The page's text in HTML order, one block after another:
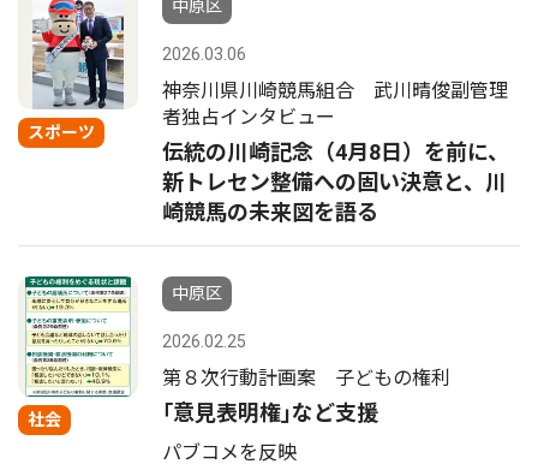
スポーツ
中原区
2026.03.06
神奈川県川崎競馬組合 武川晴俊副管理
者独占インタビュー
伝統の川崎記念（4月8日）を前に、
新トレセン整備への固い決意と、川
崎競馬の未来図を語る
社会
中原区
2026.02.25
第８次行動計画案 子どもの権利
｢意見表明権｣など支援
パブコメを反映